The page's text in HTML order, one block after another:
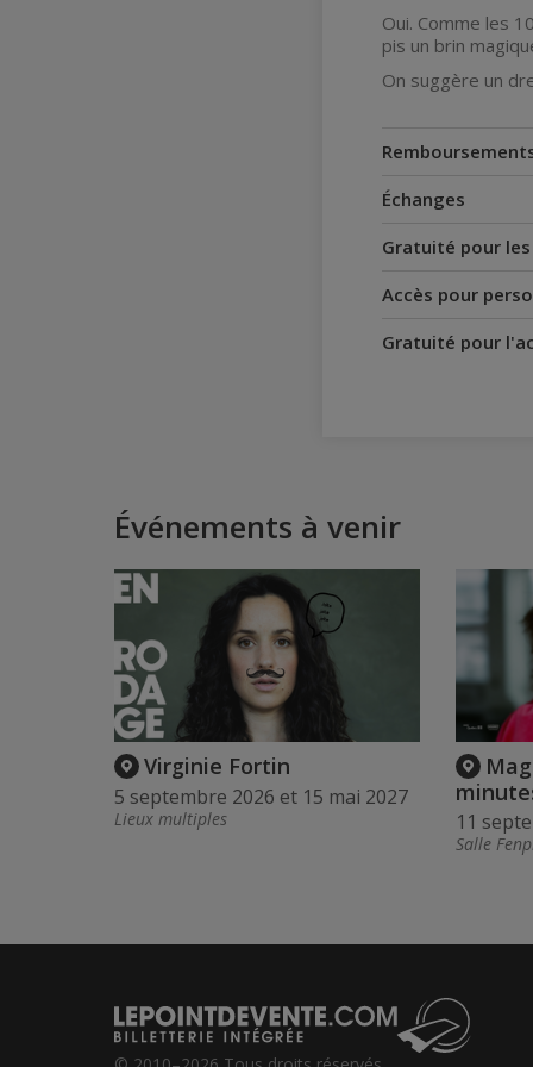
Oui. Comme les
pis un brin
On suggère un
Échanges
Gratuité pour
Accès pour
Gratuité pour
Événements à venir
Virginie Fortin
5 septembre 2026 et 15 mai 2027
Lieux multiples 11
Salle